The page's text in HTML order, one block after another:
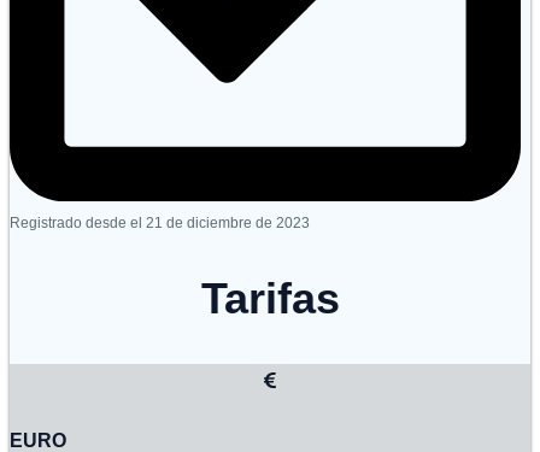
Registrado desde el 21 de diciembre de 2023
Tarifas
EURO